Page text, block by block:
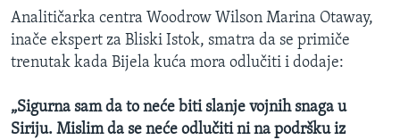
Analitičarka centra Woodrow Wilson Marina Otaway,
inače ekspert za Bliski Istok, smatra da se primiče
trenutak kada Bijela kuća mora odlučiti i dodaje:
„Sigurna sam da to neće biti slanje vojnih snaga u
Siriju. Mislim da se neće odlučiti ni na podršku iz